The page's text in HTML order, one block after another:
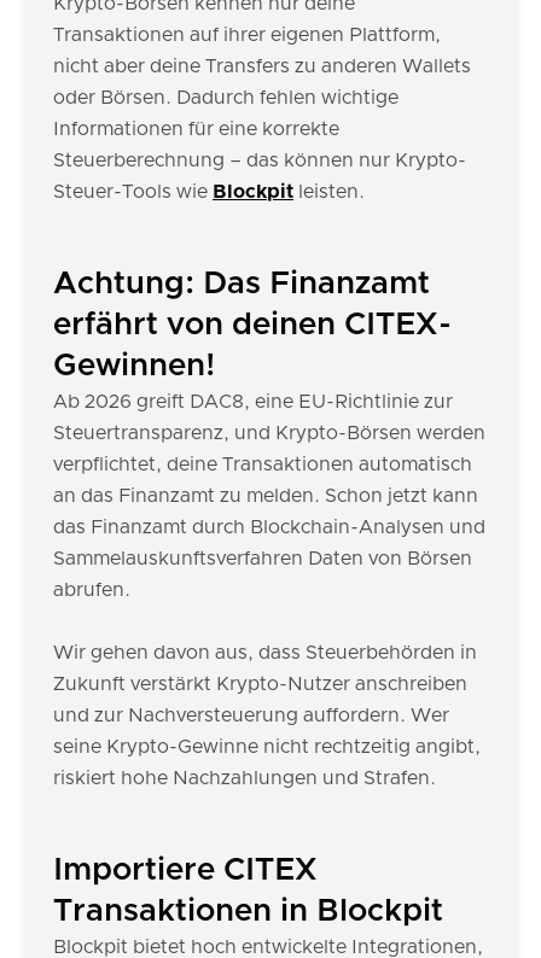
Transaktionen auf ihrer eigenen Plattform,
nicht aber deine Transfers zu anderen Wallets
oder Börsen. Dadurch fehlen wichtige
Informationen für eine korrekte
Steuerberechnung – das können nur Krypto-
Steuer-Tools wie Blockpit leisten.
Achtung: Das Finanzamt
erfährt von deinen CITEX-
Gewinnen!
Ab 2026 greift DAC8, eine EU-Richtlinie zur
Steuertransparenz, und Krypto-Börsen werden
verpflichtet, deine Transaktionen automatisch
an das Finanzamt zu melden. Schon jetzt kann
das Finanzamt durch Blockchain-Analysen und
Sammelauskunftsverfahren Daten von Börsen
abrufen.
Wir gehen davon aus, dass Steuerbehörden in
Zukunft verstärkt Krypto-Nutzer anschreiben
und zur Nachversteuerung auffordern. Wer
seine Krypto-Gewinne nicht rechtzeitig angibt,
riskiert hohe Nachzahlungen und Strafen.
Importiere CITEX
Transaktionen in Blockpit
Blockpit bietet hoch entwickelte Integrationen,